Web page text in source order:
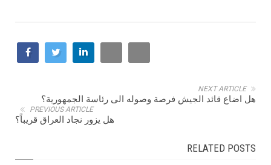
NEXT ARTICLE
هل اضاع قائد الجيش فرصة وصوله الى رئاسة الجمهورية؟
PREVIOUS ARTICLE
هل يزور نجاد العراق قريباً؟
RELATED POSTS